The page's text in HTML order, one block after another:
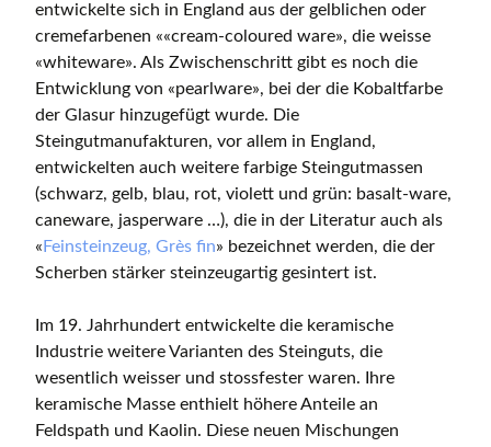
entwickelte sich in England aus der gelblichen oder
cremefarbenen ««cream-coloured ware», die weisse
«whiteware». Als Zwischenschritt gibt es noch die
Entwicklung von «pearlware», bei der die Kobaltfarbe
der Glasur hinzugefügt wurde. Die
Steingutmanufakturen, vor allem in England,
entwickelten auch weitere farbige Steingutmassen
(schwarz, gelb, blau, rot, violett und grün: basalt-ware,
caneware, jasperware …), die in der Literatur auch als
« Feinsteinzeug, Grès fin» bezeichnet werden, die der
Scherben stärker steinzeugartig gesintert ist.
Im 19. Jahrhundert entwickelte die keramische
Industrie weitere Varianten des Steinguts, die
wesentlich weisser und stossfester waren. Ihre
keramische Masse enthielt höhere Anteile an
Feldspath und Kaolin. Diese neuen Mischungen